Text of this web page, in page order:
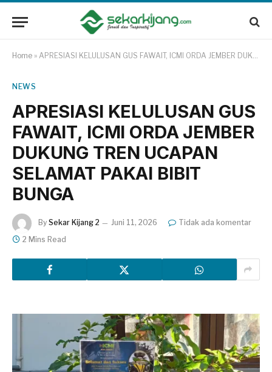
Home » APRESIASI KELULUSAN GUS FAWAIT, ICMI ORDA JEMBER DUKUNG TREN UCAPAN SELAMAT PAKAI BIBIT BUNGA
NEWS
APRESIASI KELULUSAN GUS
FAWAIT, ICMI ORDA JEMBER
DUKUNG TREN UCAPAN
SELAMAT PAKAI BIBIT
BUNGA
By Sekar Kijang 2 Juni 11, 2026
Tidak ada komentar
2 Mins Read